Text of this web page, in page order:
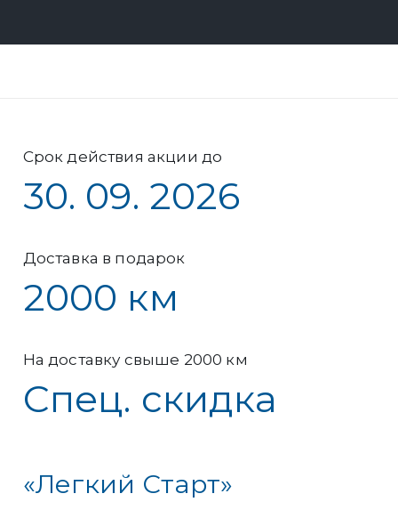
Срок действия акции до
30. 09. 2026
Доставка в подарок
2000 км
На доставку свыше 2000 км
Спец. скидка
«Легкий Старт»